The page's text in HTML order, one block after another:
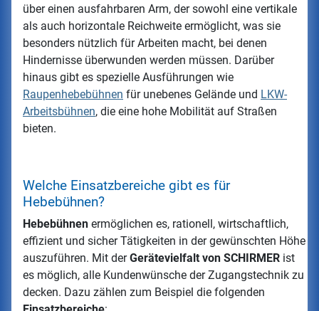
über einen ausfahrbaren Arm, der sowohl eine vertikale
als auch horizontale Reichweite ermöglicht, was sie
besonders nützlich für Arbeiten macht, bei denen
Hindernisse überwunden werden müssen. Darüber
hinaus gibt es spezielle Ausführungen wie
Raupenhebebühnen für unebenes Gelände und LKW-
Arbeitsbühnen, die eine hohe Mobilität auf Straßen
bieten.
Welche Einsatzbereiche gibt es für
Hebebühnen?
Hebebühnen ermöglichen es, rationell, wirtschaftlich,
effizient und sicher Tätigkeiten in der gewünschten Höhe
auszuführen. Mit derGerätevielfalt von SCHIRMER ist
es möglich, alle Kundenwünsche der Zugangstechnik zu
decken. Dazu zählen zum Beispiel die folgenden